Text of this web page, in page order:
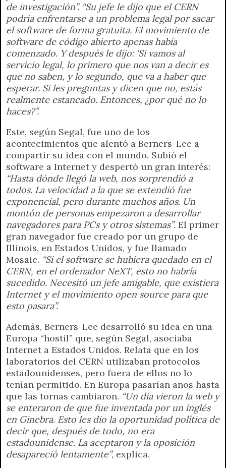
de investigación”. “Su jefe le dijo que el CERN
podría enfrentarse a un problema legal por sacar
el software de forma gratuita. El movimiento de
software de código abierto apenas había
comenzado. Y después le dijo: ‘Si vamos al
servicio legal, lo primero que nos van a decir es
que no saben, y lo segundo, que va a haber que
esperar. Si les preguntas y dicen que no, estás
realmente estancado. Entonces, ¿por qué no lo
haces?”.
Este, según Segal, fue uno de los
acontecimientos que alentó a Berners-Lee a
compartir su idea con el mundo. Subió el
software a Internet y despertó un gran interés:
“Hasta dónde llegó la web, nos sorprendió a
todos. La velocidad a la que se extendió fue
exponencial, pero durante muchos años. Un
montón de personas empezaron a desarrollar
navegadores para PCs y otros sistemas”. El primer
gran navegador fue creado por un grupo de
Illinois, en Estados Unidos, y fue llamado
Mosaic. “Si el software se hubiera quedado en el
CERN, en el ordenador NeXT, esto no habría
sucedido. Necesitó un jefe amigable, que existiera
Internet y el movimiento open source para que
esto pasara”.
Además, Berners-Lee desarrolló su idea en una
Europa “hostil” que, según Segal, asociaba
Internet a Estados Unidos. Relata que en los
laboratorios del CERN utilizaban protocolos
estadounidenses, pero fuera de ellos no lo
tenían permitido. En Europa pasarían años hasta
que las tornas cambiaron. “Un día vieron la web y
se enteraron de que fue inventada por un inglés
en Ginebra. Esto les dio la oportunidad política de
decir que, después de todo, no era
estadounidense. La aceptaron y la oposición
desapareció lentamente”, explica.